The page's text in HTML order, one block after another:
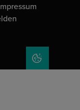
COOKIE-